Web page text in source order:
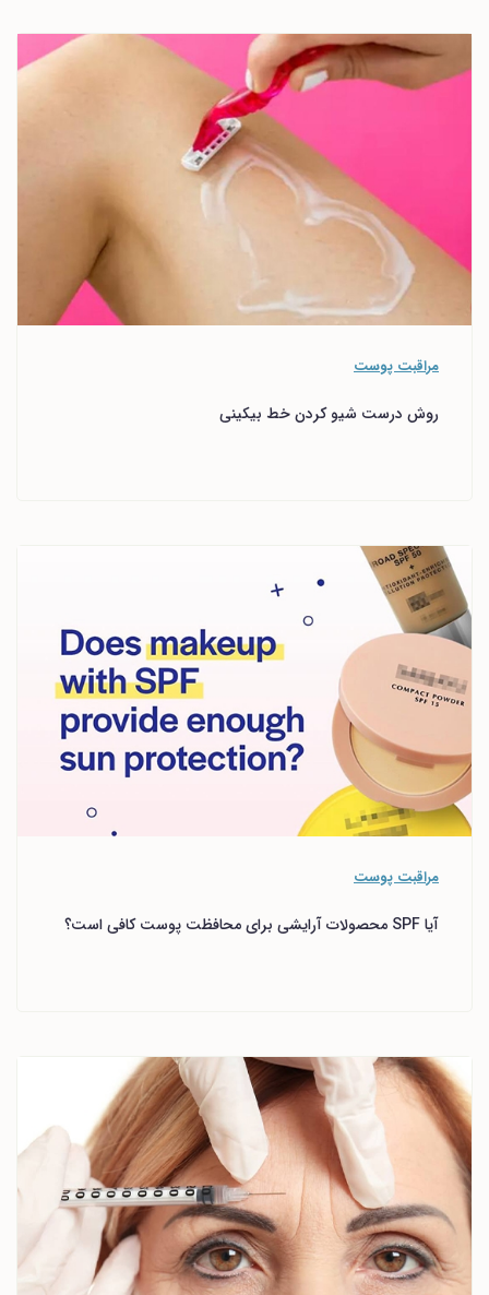
مراقبت پوست
روش درست شیو کردن خط بیکینی
مراقبت پوست
آیا SPF محصولات آرایشی برای محافظت پوست کافی است؟